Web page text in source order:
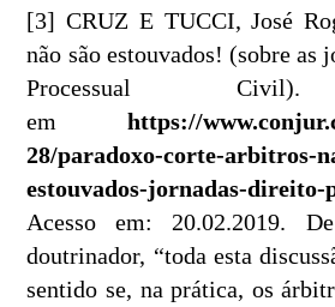
[3] CRUZ E TUCCI, José
não são estouvados! (sobre as
Processual Civil).
em https://
28/paradoxo-corte-arbitros-
estouvados-jornadas-direito-
Acesso em: 20.02.2019.
doutrinador, “toda esta
sentido se, na prática, os